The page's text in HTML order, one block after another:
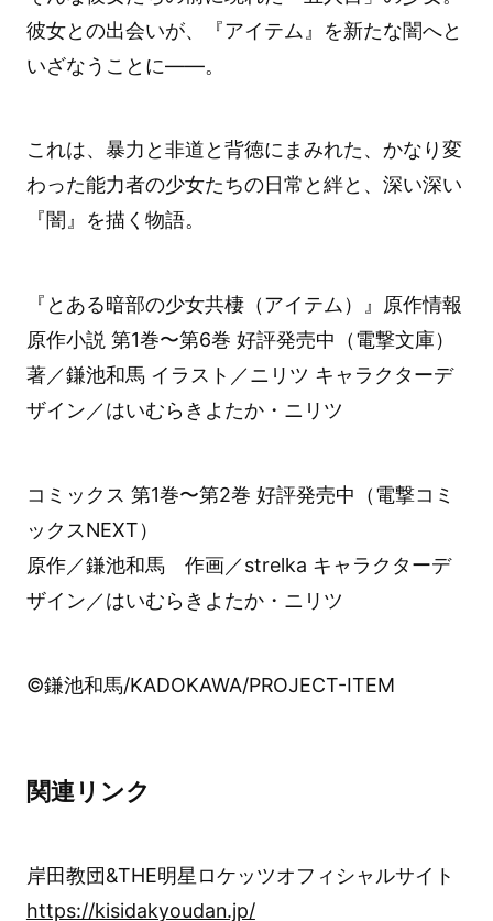
彼女との出会いが、『アイテム』を新たな闇へと
いざなうことに――。
これは、暴力と非道と背徳にまみれた、かなり変
わった能力者の少女たちの日常と絆と、深い深い
『闇』を描く物語。
『とある暗部の少女共棲（アイテム）』原作情報
原作⼩説 第1巻〜第6巻 好評発売中（電撃⽂庫）
著／鎌池和馬 イラスト／ニリツ キャラクターデ
ザイン／はいむらきよたか・ニリツ
コミックス 第1巻〜第2巻 好評発売中（電撃コミ
ックスNEXT）
原作／鎌池和馬 作画／strelka キャラクターデ
ザイン／はいむらきよたか・ニリツ
©鎌池和馬/KADOKAWA/PROJECT-ITEM
関連リンク
岸田教団&THE明星ロケッツオフィシャルサイト
https://kisidakyoudan.jp/